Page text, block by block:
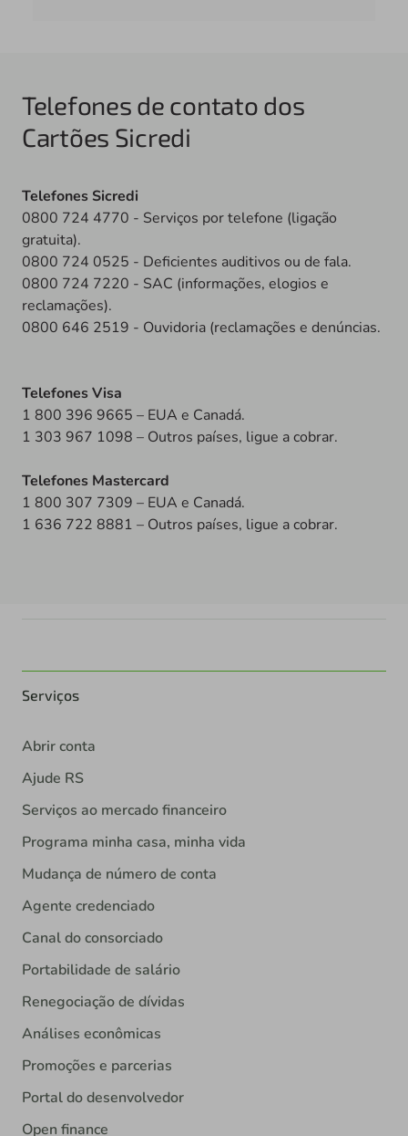
Telefones de contato dos
Cartões Sicredi
Telefones Sicredi
0800 724 4770 - Serviços por telefone (ligação
gratuita).
0800 724 0525 - Deficientes auditivos ou de fala.
0800 724 7220 - SAC (informações, elogios e
reclamações).
0800 646 2519 - Ouvidoria (reclamações e denúncias.
Telefones Visa
1 800 396 9665 – EUA e Canadá.
1 303 967 1098 – Outros países, ligue a cobrar.
Telefones Mastercard
1 800 307 7309 – EUA e Canadá.
1 636 722 8881 – Outros países, ligue a cobrar.
Serviços
Abrir conta
Ajude RS
Serviços ao mercado financeiro
Programa minha casa, minha vida
Mudança de número de conta
Agente credenciado
Canal do consorciado
Portabilidade de salário
Renegociação de dívidas
Análises econômicas
Promoções e parcerias
Portal do desenvolvedor
Open finance